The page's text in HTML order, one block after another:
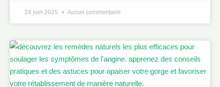
24 juin 2025 Aucun commentaire